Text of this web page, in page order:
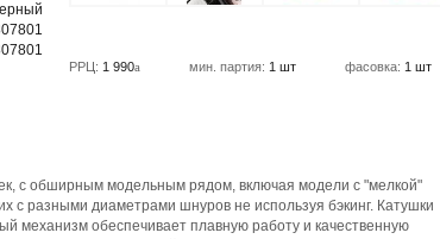
РРЦ: 1 990a мин. партия: 1 шт фасовка: 1 шт
с обширным модельным рядом, включая модели с "мелкой"
с разными диаметрами шнуров не используя бэкинг. Катушки
механизм обеспечивает плавную работу и качественную